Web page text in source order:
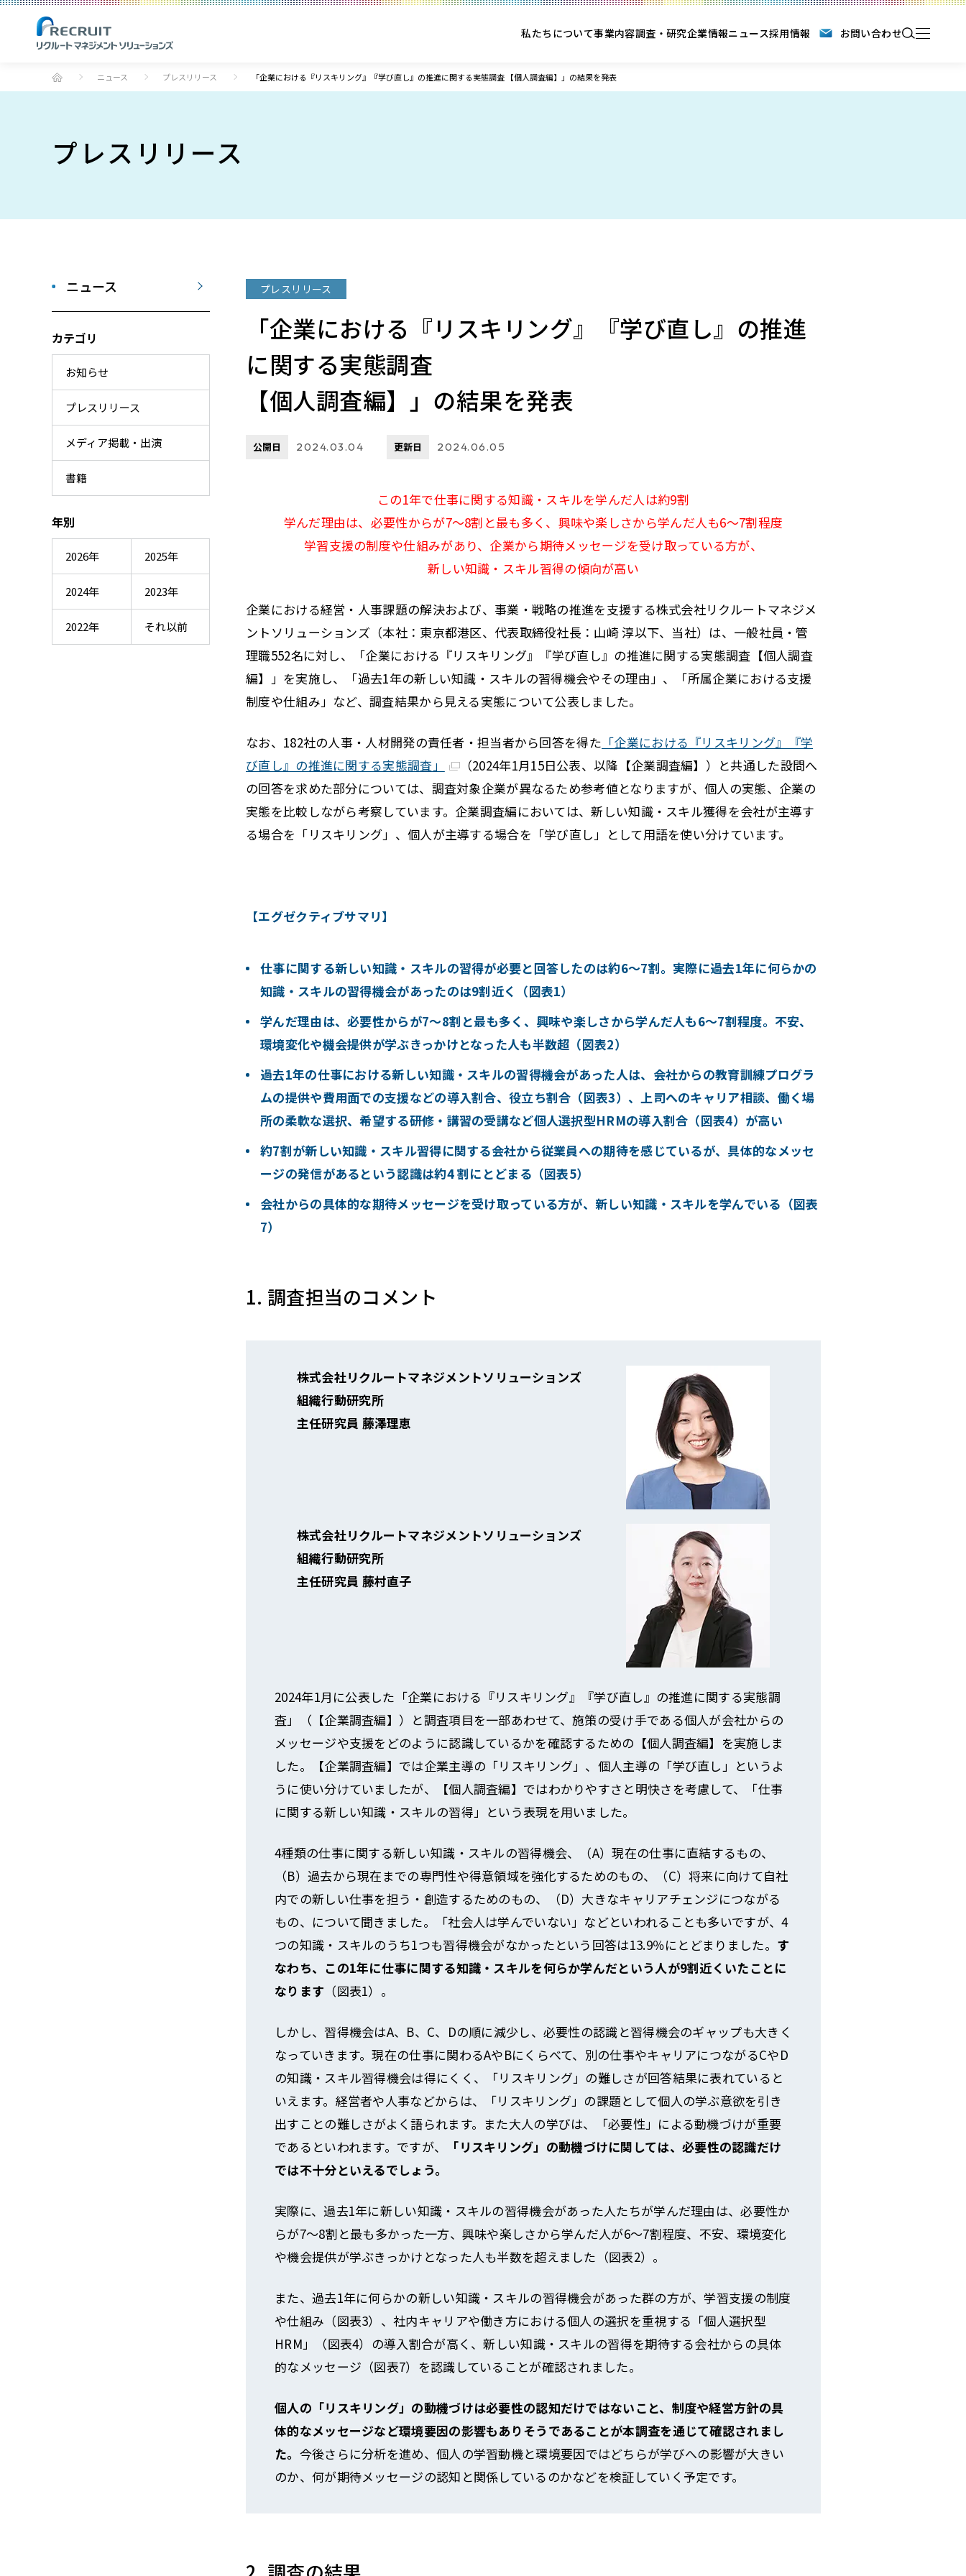
私たちについて事業内容調査・研究企業情報ニュース採用情報 お問い合わせ
ニュース プレスリリース 「企業における『リスキリング』『学び直し』の推進に関する実態調査 【個人調査編】」の結果を発表
プレスリリース
ニュース
カテゴリ
お知らせ
プレスリリース
メディア掲載・出演
書籍
年別
2026年 2025年
2024年 2023年
2022年 それ以前
プレスリリース
「企業における『リスキリング』『学び直し』の推進
に関する実態調査
【個人調査編】」の結果を発表
公開日 2024.03.04 更新日 2024.06.05
この1年で仕事に関する知識・スキルを学んだ人は約9割
学んだ理由は、必要性からが7～8割と最も多く、興味や楽しさから学んだ人も6～7割程度
学習支援の制度や仕組みがあり、企業から期待メッセージを受け取っている方が、
新しい知識・スキル習得の傾向が高い
企業における経営・人事課題の解決および、事業・戦略の推進を支援する株式会社リクルートマネジメ
ントソリューションズ（本社：東京都港区、代表取締役社長：山崎 淳以下、当社）は、一般社員・管
理職552名に対し、「企業における『リスキリング』『学び直し』の推進に関する実態調査【個人調査
編】」を実施し、「過去1年の新しい知識・スキルの習得機会やその理由」、「所属企業における支援
制度や仕組み」など、調査結果から見える実態について公表しました。
なお、182社の人事・人材開発の責任者・担当者から回答を得た 「企業における『リスキリング』『学
び直し』の推進に関する実態調査」
（2024年1月15日公表、以降【企業調査編】）と共通した設問へ
の回答を求めた部分については、調査対象企業が異なるため参考値となりますが、個人の実態、企業の
実態を比較しながら考察しています。企業調査編においては、新しい知識・スキル獲得を会社が主導す
る場合を「リスキリング」、個人が主導する場合を「学び直し」として用語を使い分けています。
【エグゼクティブサマリ】
仕事に関する新しい知識・スキルの習得が必要と回答したのは約6～7割。実際に過去1年に何らかの
知識・スキルの習得機会があったのは9割近く（図表1）
学んだ理由は、必要性からが7～8割と最も多く、興味や楽しさから学んだ人も6～7割程度。不安、
環境変化や機会提供が学ぶきっかけとなった人も半数超（図表2）
過去1年の仕事における新しい知識・スキルの習得機会があった人は、会社からの教育訓練プログラ
ムの提供や費用面での支援などの導入割合、役立ち割合（図表3）、上司へのキャリア相談、働く場
所の柔軟な選択、希望する研修・講習の受講など個人選択型HRMの導入割合（図表4）が高い
約7割が新しい知識・スキル習得に関する会社から従業員への期待を感じているが、具体的なメッセ
ージの発信があるという認識は約4 割にとどまる（図表5）
会社からの具体的な期待メッセージを受け取っている方が、新しい知識・スキルを学んでいる（図表
7）
1. 調査担当のコメント
株式会社リクルートマネジメントソリューションズ
組織行動研究所
主任研究員 藤澤理恵
株式会社リクルートマネジメントソリューションズ
組織行動研究所
主任研究員 藤村直子
2024年1月に公表した「企業における『リスキリング』『学び直し』の推進に関する実態調
査」（【企業調査編】）と調査項目を一部あわせて、施策の受け手である個人が会社からの
メッセージや支援をどのように認識しているかを確認するための【個人調査編】を実施しま
した。【企業調査編】では企業主導の「リスキリング」、個人主導の「学び直し」というよ
うに使い分けていましたが、【個人調査編】ではわかりやすさと明快さを考慮して、「仕事
に関する新しい知識・スキルの習得」という表現を用いました。
4種類の仕事に関する新しい知識・スキルの習得機会、（A）現在の仕事に直結するもの、
（B）過去から現在までの専門性や得意領域を強化するためのもの、（C）将来に向けて自社
内での新しい仕事を担う・創造するためのもの、（D）大きなキャリアチェンジにつながる
もの、について聞きました。「社会人は学んでいない」などといわれることも多いですが、4
つの知識・スキルのうち1つも習得機会がなかったという回答は13.9％にとどまりました。 す
なわち、この1年に仕事に関する知識・スキルを何らか学んだという人が9割近くいたことに
なります （図表1）。
しかし、習得機会はA、B、C、Dの順に減少し、必要性の認識と習得機会のギャップも大きく
なっていきます。現在の仕事に関わるAやBにくらべて、別の仕事やキャリアにつながるCやD
の知識・スキル習得機会は得にくく、「リスキリング」の難しさが回答結果に表れていると
いえます。経営者や人事などからは、「リスキリング」の課題として個人の学ぶ意欲を引き
出すことの難しさがよく語られます。また大人の学びは、「必要性」による動機づけが重要
であるといわれます。ですが、
「リスキリング」の動機づけに関しては、必要性の認識だけ
では不十分といえるでしょう。
実際に、過去1年に新しい知識・スキルの習得機会があった人たちが学んだ理由は、必要性か
らが7～8割と最も多かった一方、興味や楽しさから学んだ人が6～7割程度、不安、環境変化
や機会提供が学ぶきっかけとなった人も半数を超えました（図表2）。
また、過去1年に何らかの新しい知識・スキルの習得機会があった群の方が、学習支援の制度
や仕組み（図表3）、社内キャリアや働き方における個人の選択を重視する「個人選択型
HRM」（図表4）の導入割合が高く、新しい知識・スキルの習得を期待する会社からの具体
的なメッセージ（図表7）を認識していることが確認されました。
個人の「リスキリング」の動機づけは必要性の認知だけではないこと、制度や経営方針の具
体的なメッセージなど環境要因の影響もありそうであることが本調査を通じて確認されまし
た。 今後さらに分析を進め、個人の学習動機と環境要因ではどちらが学びへの影響が大きい
のか、何が期待メッセージの認知と関係しているのかなどを検証していく予定です。